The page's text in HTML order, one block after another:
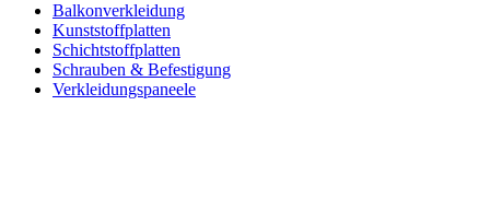
Balkonverkleidung
Kunststoffplatten
Schichtstoffplatten
Schrauben & Befestigung
Verkleidungspaneele